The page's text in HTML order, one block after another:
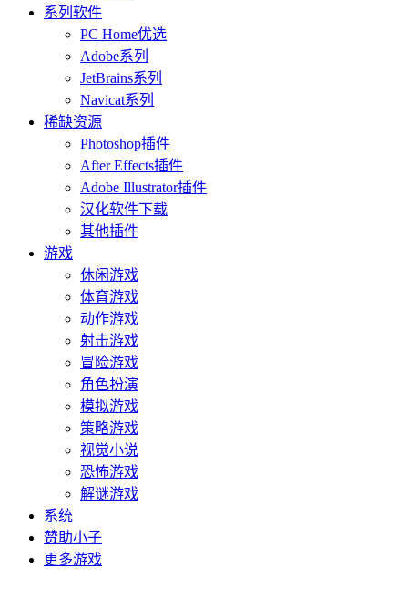
系列软件
PC Home优选
Adobe系列
JetBrains系列
Navicat系列
稀缺资源
Photoshop插件
After Effects插件
Adobe Illustrator插件
汉化软件下载
其他插件
游戏
休闲游戏
体育游戏
动作游戏
射击游戏
冒险游戏
角色扮演
模拟游戏
策略游戏
视觉小说
恐怖游戏
解谜游戏
系统
赞助小子
更多游戏